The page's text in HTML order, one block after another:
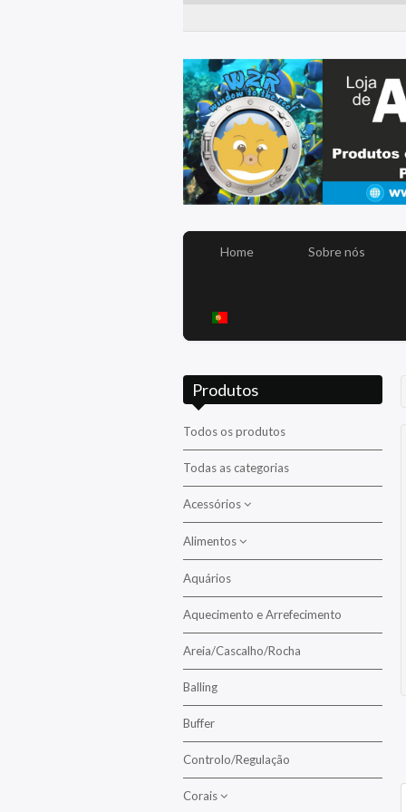
Home Sobre nós
Produtos
Todos os produtos
Todas as categorias
Acessórios
Aclimatação
Alimentação
Balling
Lentes
Manutenção/Limpeza
Pedras Difusoras
Propagação
Alimentos
Alimento para Crustáceos
Alimentos para Corais
Alimentos para Peixes
Algas
Alimento Congelado
Alimento em Flocos
Alimento Líquido
Aquários
Aquecimento e Arrefecimento
Areia/Cascalho/Rocha
Balling
Buffer
Controlo/Regulação
Corais